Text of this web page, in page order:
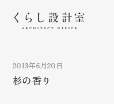
2013年6月20日
杉の香り